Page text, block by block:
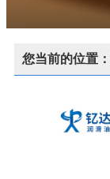
您当前的位置：